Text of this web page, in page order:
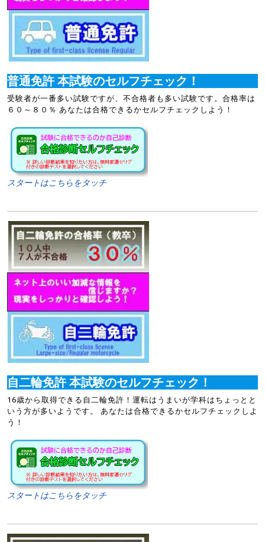
普通免許 本試験のセルフチェック！
受験者が一番多い試験ですが、不合格者も多い試験です。合格率は
６０～８０％ あなたは合格できるかセルフチェックしよう！
スタートはこちらをタッチ
自二輪免許 本試験のセルフチェック！
16歳から取得できる自二輪免許！運転はうまいが学科はちょっとと
いう方が多いようです。 あなたは合格できるかセルフチェックしよ
う！
スタートはこちらをタッチ